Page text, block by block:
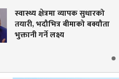
स्वास्थ्य क्षेत्रमा व्यापक सुधारको
तयारी, भदौभित्र बीमाको बक्यौता
भुक्तानी गर्ने लक्ष्य